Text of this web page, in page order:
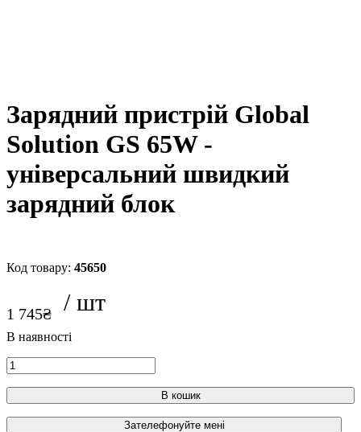
Зарядний пристрій Global
Solution GS 65W -
універсальний швидкий
зарядний блок
45650
1 745₴
В кошик
Зателефонуйте мені